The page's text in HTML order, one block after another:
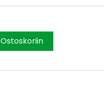
Ostoskoriin